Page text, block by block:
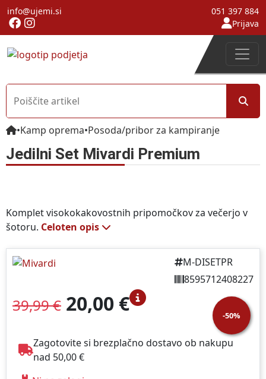
info@ujemi.si
051 397 884
Prijava
•Kamp oprema•Posoda/pribor za kampiranje
Jedilni Set Mivardi Premium
Komplet visokokakovostnih pripomočkov za večerjo v
šotoru. Celoten opis
39,99 € 20,00 € -50%
M-DISETPR
8595712408227
Zagotovite si brezplačno dostavo ob nakupu
nad 50,00 €